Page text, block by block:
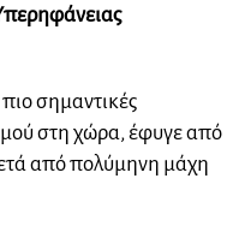
σημαντικές
στη χώρα, έφυγε από
από πολύμηνη μάχη